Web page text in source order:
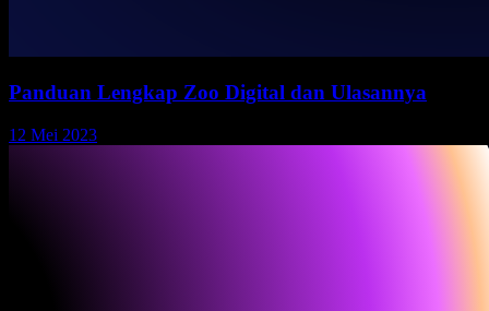
Panduan Lengkap Zoo Digital dan Ulasannya
12 Mei 2023